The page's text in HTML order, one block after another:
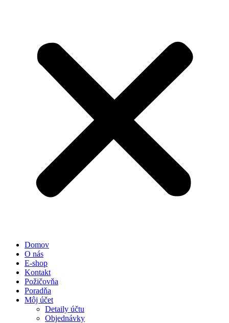
Domov
O nás
E-shop
Kontakt
Požičovňa
Poradňa
Môj účet
Detaily účtu
Objednávky